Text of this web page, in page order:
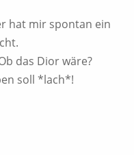
hat mir spontan ein
das Dior wäre?
soll *lach*!